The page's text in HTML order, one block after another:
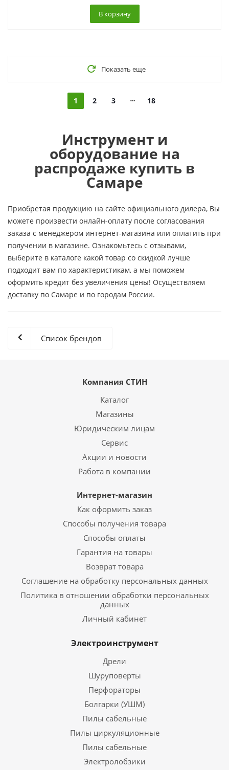
В корзину
Показать еще
1 2 3 18
Инструмент и
оборудование на
распродаже купить в
Самаре
Приобретая продукцию на сайте официального дилера, Вы
можете произвести онлайн-оплату после согласования
заказа с менеджером интернет-магазина или оплатить при
получении в магазине. Ознакомьтесь с отзывами,
выберите в каталоге какой товар со скидкой лучше
подходит вам по характеристикам, а мы поможем
оформить кредит без увеличения цены! Осуществляем
доставку по Самаре и по городам России.
Список брендов
Компания СТИН
Каталог
Магазины
Юридическим лицам
Сервис
Акции и новости
Работа в компании
Интернет-магазин
Как оформить заказ
Способы получения товара
Способы оплаты
Гарантия на товары
Возврат товара
Соглашение на обработку персональных данных
Политика в отношении обработки персональных
данных
Личный кабинет
Электроинструмент
Дрели
Шуруповерты
Перфораторы
Болгарки (УШМ)
Пилы сабельные
Пилы циркуляционные
Пилы сабельные
Электролобзики